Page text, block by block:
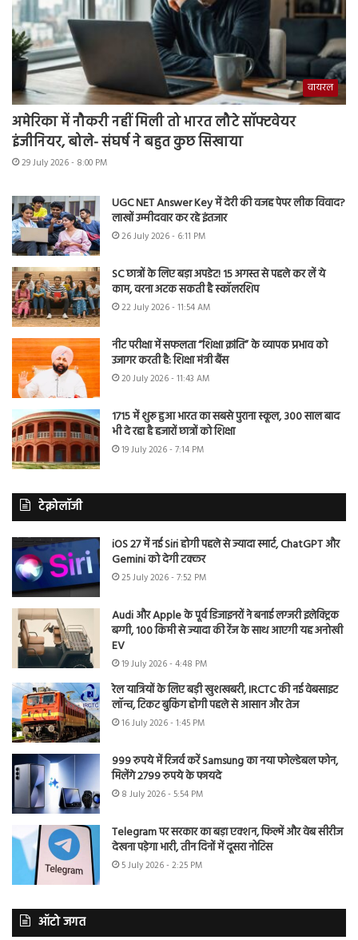
वायरल
अमेरिका में नौकरी नहीं मिली तो भारत लौटे सॉफ्टवेयर
इंजीनियर, बोले- संघर्ष ने बहुत कुछ सिखाया
29 July 2026 - 8:00 PM
UGC NET Answer Key में देरी की वजह पेपर लीक विवाद?
लाखों उम्मीदवार कर रहे इंतजार
26 July 2026 - 6:11 PM
SC छात्रों के लिए बड़ा अपडेट! 15 अगस्त से पहले कर लें ये
काम, वरना अटक सकती है स्कॉलरशिप
22 July 2026 - 11:54 AM
नीट परीक्षा में सफलता “शिक्षा क्रांति” के व्यापक प्रभाव को
उजागर करती है: शिक्षा मंत्री बैंस
20 July 2026 - 11:43 AM
1715 में शुरू हुआ भारत का सबसे पुराना स्कूल, 300 साल बाद
भी दे रहा है हजारों छात्रों को शिक्षा
19 July 2026 - 7:14 PM
टेक्नोलॉजी
iOS 27 में नई Siri होगी पहले से ज्यादा स्मार्ट, ChatGPT और
Gemini को देगी टक्कर
25 July 2026 - 7:52 PM
Audi और Apple के पूर्व डिजाइनरों ने बनाई लग्जरी इलेक्ट्रिक
बग्गी, 100 किमी से ज्यादा की रेंज के साथ आएगी यह अनोखी
EV
19 July 2026 - 4:48 PM
रेल यात्रियों के लिए बड़ी खुशखबरी, IRCTC की नई वेबसाइट
लॉन्च, टिकट बुकिंग होगी पहले से आसान और तेज
16 July 2026 - 1:45 PM
999 रुपये में रिजर्व करें Samsung का नया फोल्डेबल फोन,
मिलेंगे 2799 रुपये के फायदे
8 July 2026 - 5:54 PM
Telegram पर सरकार का बड़ा एक्शन, फिल्में और वेब सीरीज
देखना पड़ेगा भारी, तीन दिनों में दूसरा नोटिस
5 July 2026 - 2:25 PM
ऑटो जगत